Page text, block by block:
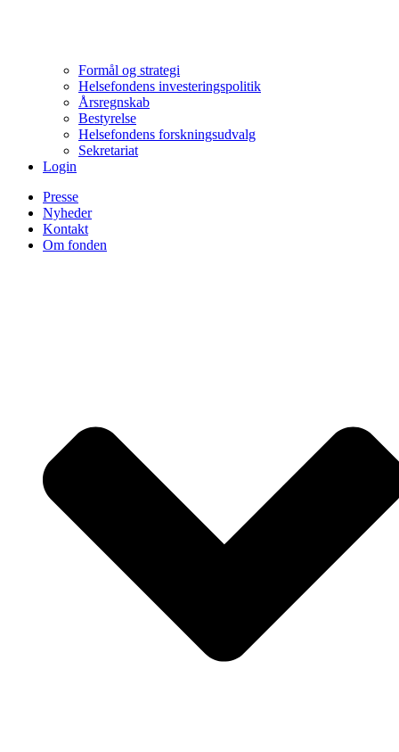
Formål og strategi
Helsefondens investeringspolitik
Årsregnskab
Bestyrelse
Helsefondens forskningsudvalg
Sekretariat
Login
Presse
Nyheder
Kontakt
Om fonden